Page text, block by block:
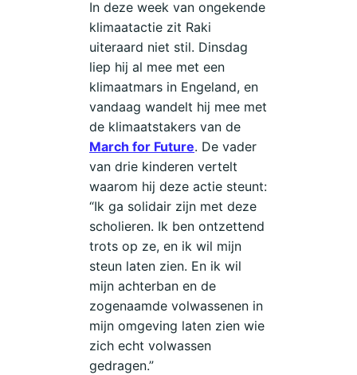
In deze week van ongekende
klimaatactie zit Raki
uiteraard niet stil. Dinsdag
liep hij al mee met een
klimaatmars in Engeland, en
vandaag wandelt hij mee met
de klimaatstakers van de
March for Future. De vader
van drie kinderen vertelt
waarom hij deze actie steunt:
“Ik ga solidair zijn met deze
scholieren. Ik ben ontzettend
trots op ze, en ik wil mijn
steun laten zien. En ik wil
mijn achterban en de
zogenaamde volwassenen in
mijn omgeving laten zien wie
zich echt volwassen
gedragen.”